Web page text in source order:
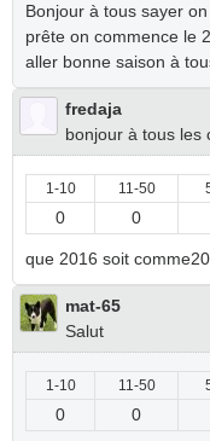
Bonjour à tous sayer
prête on commence le
aller bonne saison à
fredaja
bonjour à tous les
1-10 11-50
0 0
que 2016 soit
mat-65
Salut
1-10 11-50
0 0